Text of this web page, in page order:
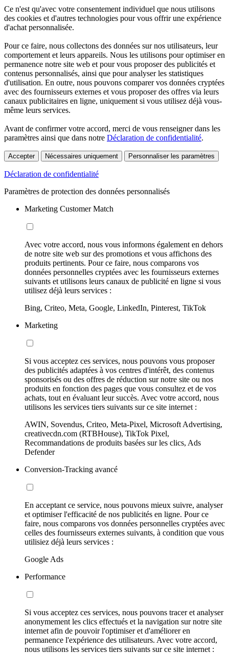
Ce n'est qu'avec votre consentement individuel que nous utilisons
des cookies et d'autres technologies pour vous offrir une expérience
d'achat personnalisée.
Pour ce faire, nous collectons des données sur nos utilisateurs, leur
comportement et leurs appareils. Nous les utilisons pour optimiser en
permanence notre site web et pour vous proposer des publicités et
contenus personnalisés, ainsi que pour analyser les statistiques
d'utilisation. En outre, nous pouvons comparer vos données cryptées
avec des fournisseurs externes et vous proposer des offres via leurs
canaux publicitaires en ligne, uniquement si vous utilisez déjà vous-
même leurs services.
Avant de confirmer votre accord, merci de vous renseigner dans les
paramètres ainsi que dans notre Déclaration de confidentialité.
Accepter Nécessaires uniquement Personnaliser les paramètres
Déclaration de confidentialité
Paramètres de protection des données personnalisés
Marketing Customer Match
Avec votre accord, nous vous informons également en dehors
de notre site web sur des promotions et vous affichons des
produits pertinents. Pour ce faire, nous comparons vos
données personnelles cryptées avec les fournisseurs externes
suivants et utilisons leurs canaux de publicité en ligne si vous
utilisez déjà leurs services :
Bing, Criteo, Meta, Google, LinkedIn, Pinterest, TikTok
Marketing
Si vous acceptez ces services, nous pouvons vous proposer
des publicités adaptées à vos centres d'intérêt, des contenus
sponsorisés ou des offres de réduction sur notre site ou nos
produits en fonction des pages que vous consultez et de vos
achats, tout en évaluant leur succès. Avec votre accord, nous
utilisons les services tiers suivants sur ce site internet :
AWIN, Sovendus, Criteo, Meta-Pixel, Microsoft Advertising,
creativecdn.com (RTBHouse), TikTok Pixel,
Recommandations de produits basées sur les clics, Ads
Defender
Conversion-Tracking avancé
En acceptant ce service, nous pouvons mieux suivre, analyser
et optimiser l'efficacité de nos publicités en ligne. Pour ce
faire, nous comparons vos données personnelles cryptées avec
celles des fournisseurs externes suivants, à condition que vous
utilisiez déjà leurs services :
Google Ads
Performance
Si vous acceptez ces services, nous pouvons tracer et analyser
anonymement les clics effectués et la navigation sur notre site
internet afin de pouvoir l'optimiser et d'améliorer en
permanence l'expérience des utilisateurs. Avec votre accord,
nous utilisons les services tiers suivants sur ce site internet :